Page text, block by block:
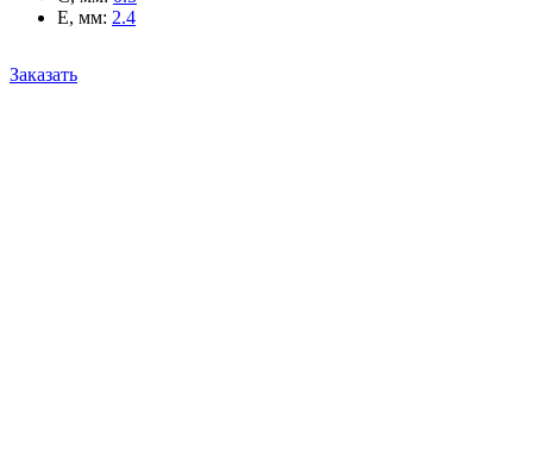
E, мм: 2.4
Заказать